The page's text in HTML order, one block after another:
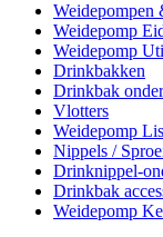
Weidepompen
Weidepomp
Weidepomp
Drinkbakken
Drinkbak
Vlotters
Weidepomp
Nippels /
Drinknippel-
Drinkbak
Weidepomp